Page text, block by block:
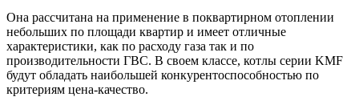
Она рассчитана на применение в поквартирном отоплении
небольших по площади квартир и имеет отличные
характеристики, как по расходу газа так и по
производительности ГВС. В своем классе, котлы серии KMF
будут обладать наибольшей конкурентоспособностью по
критериям цена-качество.